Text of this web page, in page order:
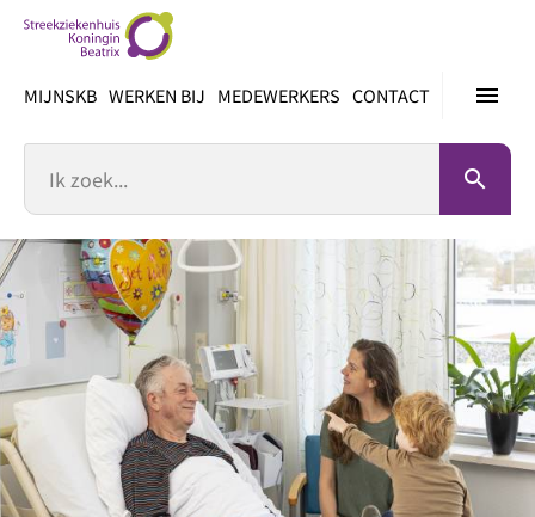
inhoud
menu
MIJNSKB WERKEN BIJ MEDEWERKERS CONTACT
search